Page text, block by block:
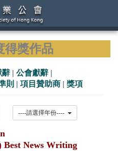
得獎作品
辭 | 公會獻辭 |
則 | 項目贊助商 | 獎項
Best News Writing